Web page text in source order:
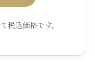
税込価格です。